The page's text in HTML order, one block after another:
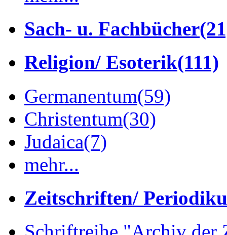
Sach- u. Fachbücher
Religion/ Esoterik(111)
Germanentum(59)
Christentum(30)
Judaica(7)
mehr...
Zeitschriften/